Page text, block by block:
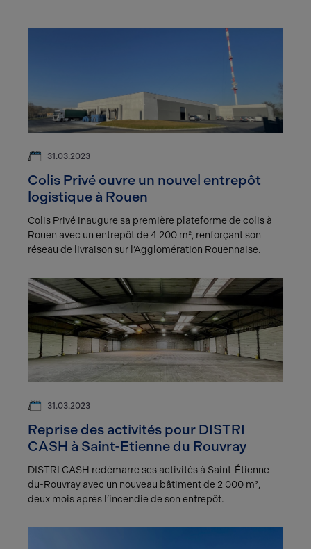
31.03.2023
Colis Privé ouvre un nouvel entrepôt
logistique à Rouen
Colis Privé inaugure sa première plateforme de colis à
Rouen avec un entrepôt de 4 200 m², renforçant son
réseau de livraison sur l’Agglomération Rouennaise.
31.03.2023
Reprise des activités pour DISTRI
CASH à Saint-Etienne du Rouvray
DISTRI CASH redémarre ses activités à Saint-Étienne-
du-Rouvray avec un nouveau bâtiment de 2 000 m²,
deux mois après l’incendie de son entrepôt.